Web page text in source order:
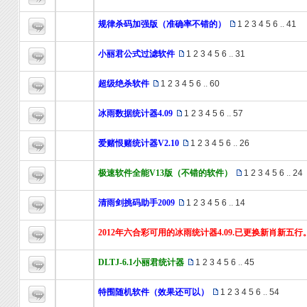
规律杀码加强版（准确率不错的） 1 2 3 4 5 6 .. 41
小丽君公式过滤软件 1 2 3 4 5 6 .. 31
超级绝杀软件 1 2 3 4 5 6 .. 60
冰雨数据统计器4.09 1 2 3 4 5 6 .. 57
爱赌恨赌统计器V2.10 1 2 3 4 5 6 .. 26
极速软件全能V13版（不错的软件） 1 2 3 4 5 6 .. 24
清雨剑挑码助手2009 1 2 3 4 5 6 .. 14
2012年六合彩可用的冰雨统计器4.09.已更换新肖新五行。
DLTJ-6.1小丽君统计器 1 2 3 4 5 6 .. 45
特围随机软件（效果还可以） 1 2 3 4 5 6 .. 54